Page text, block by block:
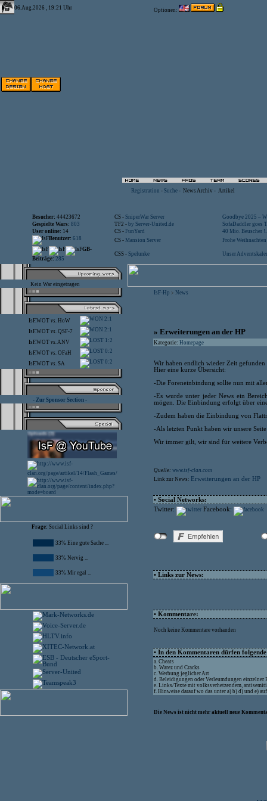
06.Aug.2026 , 19:21 Uhr Optionen:
Registration - Suche - News Archiv - Artikel
Besucher: 44423672 CS - SniperWar Server
Goodbye 2025 –
Gespielte Wars: 803 TF2 - by Server-United.de
SofaDaddler goes
User online: 14 CS - FunYard
40 Mio. Beuscher
Benutzer: 618 CS - Mansion Server
Frohe
GB-
Beiträge: 285
CSS - Spelunke Unser
Kein War eingetragen
IsF.WOT vs. HoW 2:1
IsF.WOT vs. QSF-7 2:1
IsF.WOT vs.ANV 1:2
IsF.WOT vs. OFaH 0:2
IsF.WOT vs. SA 0:2
- Zur Sponsor Section -
Frage: Social Links sind ?
33% Eine gute Sache ...
33% Nervig ...
33% Mir egal ...
IsF-Hp > News
» Erweiterungen an der HP
Kategorie: Homepage
Wir haben endlich wieder Zeit gefunden
Hier eine kurze Übersicht:
-Die Foreneinbindung sollte nun mit
-Es wurde unter jeder News ein
mögen. Die Einbindung erfolgt über
-Zudem haben die Einbindung von
-Als letzten Punkt haben wir unsere
Wir immer gilt, wir sind für weitere
Quelle: www.isf-clan.com
Link zur News: Erweiterungen an der HP
• Social Networks:
Twitter:
Facebook:
• Links zur News:
• Kommentare:
Noch keine Kommentare vorhanden
• In den Kommentaren dürfen
a. Cheats
b. Warez und Cracks
c. Werbung jeglicher Art
d. Beleidigungen oder Verleumdungen einzelner
e. Links/Texte mit volksverhetzendem,
f. Hinweise darauf wo das unter a) b) d) und e)
Die News ist nicht mehr aktuell neue